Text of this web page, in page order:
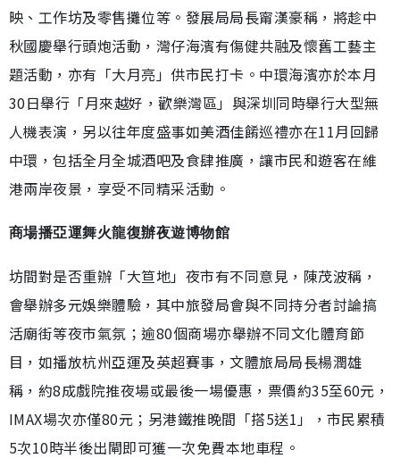
映、工作坊及零售攤位等。發展局局長甯漢豪稱，將趁中
秋國慶舉行頭炮活動，灣仔海濱有傷健共融及懷舊工藝主
題活動，亦有「大月亮」供市民打卡。中環海濱亦於本月
30日舉行「月來越好，歡樂灣區」與深圳同時舉行大型無
人機表演，另以往年度盛事如美酒佳餚巡禮亦在11月回歸
中環，包括全月全城酒吧及食肆推廣，讓市民和遊客在維
港兩岸夜景，享受不同精采活動。
商場播亞運舞火龍復辦夜遊博物館
坊間對是否重辦「大笪地」夜市有不同意見，陳茂波稱，
會舉辦多元娛樂體驗，其中旅發局會與不同持分者討論搞
活廟街等夜市氣氛；逾80個商場亦舉辦不同文化體育節
目，如播放杭州亞運及英超賽事，文體旅局局長楊潤雄
稱，約8成戲院推夜場或最後一場優惠，票價約35至60元，
IMAX場次亦僅80元；另港鐵推晚間「搭5送1」，市民累積
5次10時半後出閘即可獲一次免費本地車程。